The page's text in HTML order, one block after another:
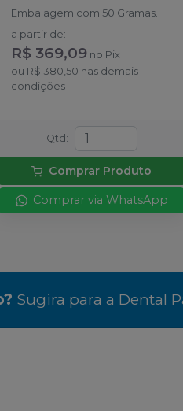
Embalagem com 50 Gramas.
a partir de:
R$ 369,09 no Pix
ou R$ 380,50 nas demais
condições
Qtd :
Comprar Produto
Comprar via WhatsApp
Sugira para a Dental